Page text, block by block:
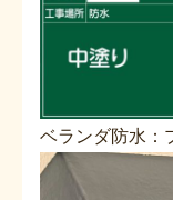
ベランダ防水：